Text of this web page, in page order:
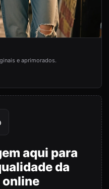
e aprimorados.
aqui para
da
online